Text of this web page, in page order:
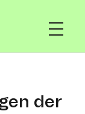
der